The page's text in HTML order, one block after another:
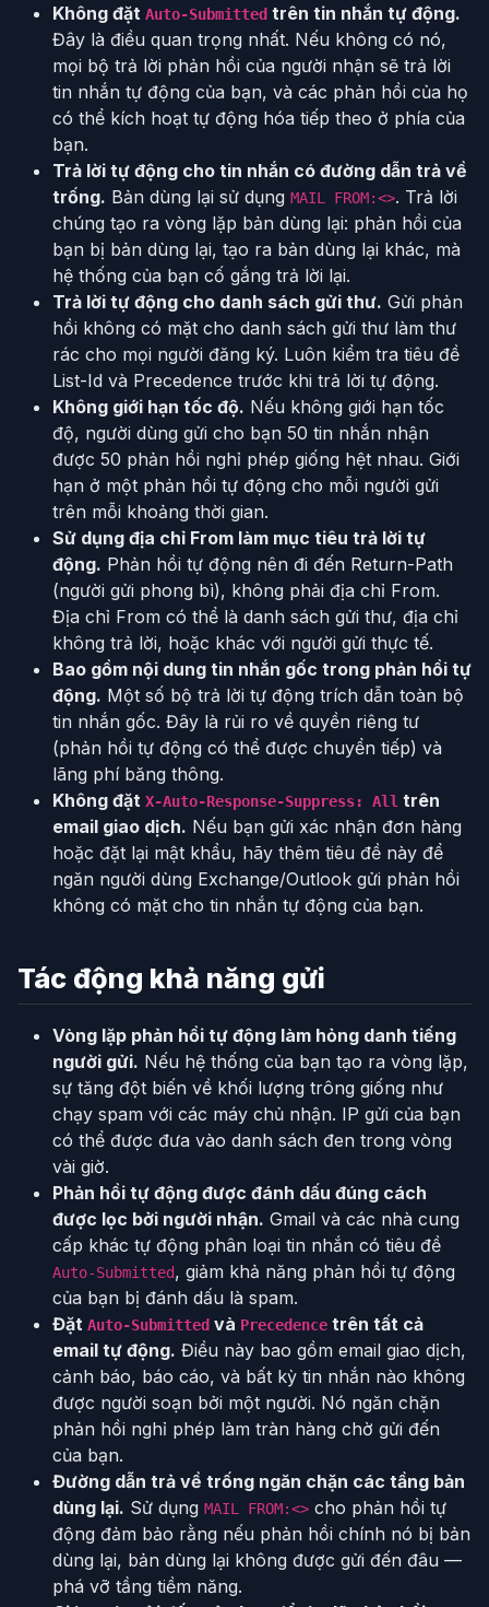
Không đặt Auto-Submitted trên tin nhắn tự động.
Đây là điều quan trọng nhất. Nếu không có nó,
mọi bộ trả lời phản hồi của người nhận sẽ trả lời
tin nhắn tự động của bạn, và các phản hồi của họ
có thể kích hoạt tự động hóa tiếp theo ở phía của
bạn.
Trả lời tự động cho tin nhắn có đường dẫn trả về
trống. Bản dùng lại sử dụng MAIL FROM:<>. Trả lời
chúng tạo ra vòng lặp bản dùng lại: phản hồi của
bạn bị bản dùng lại, tạo ra bản dùng lại khác, mà
hệ thống của bạn cố gắng trả lời lại.
Trả lời tự động cho danh sách gửi thư. Gửi phản
hồi không có mặt cho danh sách gửi thư làm thư
rác cho mọi người đăng ký. Luôn kiểm tra tiêu đề
List-Id và Precedence trước khi trả lời tự động.
Không giới hạn tốc độ. Nếu không giới hạn tốc
độ, người dùng gửi cho bạn 50 tin nhắn nhận
được 50 phản hồi nghỉ phép giống hệt nhau. Giới
hạn ở một phản hồi tự động cho mỗi người gửi
trên mỗi khoảng thời gian.
Sử dụng địa chỉ From làm mục tiêu trả lời tự
động. Phản hồi tự động nên đi đến Return-Path
(người gửi phong bì), không phải địa chỉ From.
Địa chỉ From có thể là danh sách gửi thư, địa chỉ
không trả lời, hoặc khác với người gửi thực tế.
Bao gồm nội dung tin nhắn gốc trong phản hồi tự
động. Một số bộ trả lời tự động trích dẫn toàn bộ
tin nhắn gốc. Đây là rủi ro về quyền riêng tư
(phản hồi tự động có thể được chuyển tiếp) và
lãng phí băng thông.
Không đặt X-Auto-Response-Suppress: All trên
email giao dịch. Nếu bạn gửi xác nhận đơn hàng
hoặc đặt lại mật khẩu, hãy thêm tiêu đề này để
ngăn người dùng Exchange/Outlook gửi phản hồi
không có mặt cho tin nhắn tự động của bạn.
Tác động khả năng gửi
Vòng lặp phản hồi tự động làm hỏng danh tiếng
người gửi. Nếu hệ thống của bạn tạo ra vòng lặp,
sự tăng đột biến về khối lượng trông giống như
chạy spam với các máy chủ nhận. IP gửi của bạn
có thể được đưa vào danh sách đen trong vòng
vài giờ.
Phản hồi tự động được đánh dấu đúng cách
được lọc bởi người nhận. Gmail và các nhà cung
cấp khác tự động phân loại tin nhắn có tiêu đề
Auto-Submitted, giảm khả năng phản hồi tự động
của bạn bị đánh dấu là spam.
Đặt Auto-Submitted và Precedence trên tất cả
email tự động. Điều này bao gồm email giao dịch,
cảnh báo, báo cáo, và bất kỳ tin nhắn nào không
được người soạn bởi một người. Nó ngăn chặn
phản hồi nghỉ phép làm tràn hàng chờ gửi đến
của bạn.
Đường dẫn trả về trống ngăn chặn các tầng bản
dùng lại. Sử dụng MAIL FROM:<> cho phản hồi tự
động đảm bảo rằng nếu phản hồi chính nó bị bản
dùng lại, bản dùng lại không được gửi đến đâu —
phá vỡ tầng tiềm năng.